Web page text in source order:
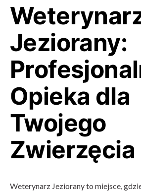
Jeziorany:
Opieka dla
Twojego
Zwierzęcia
Weterynarz Jeziorany to miejsce,